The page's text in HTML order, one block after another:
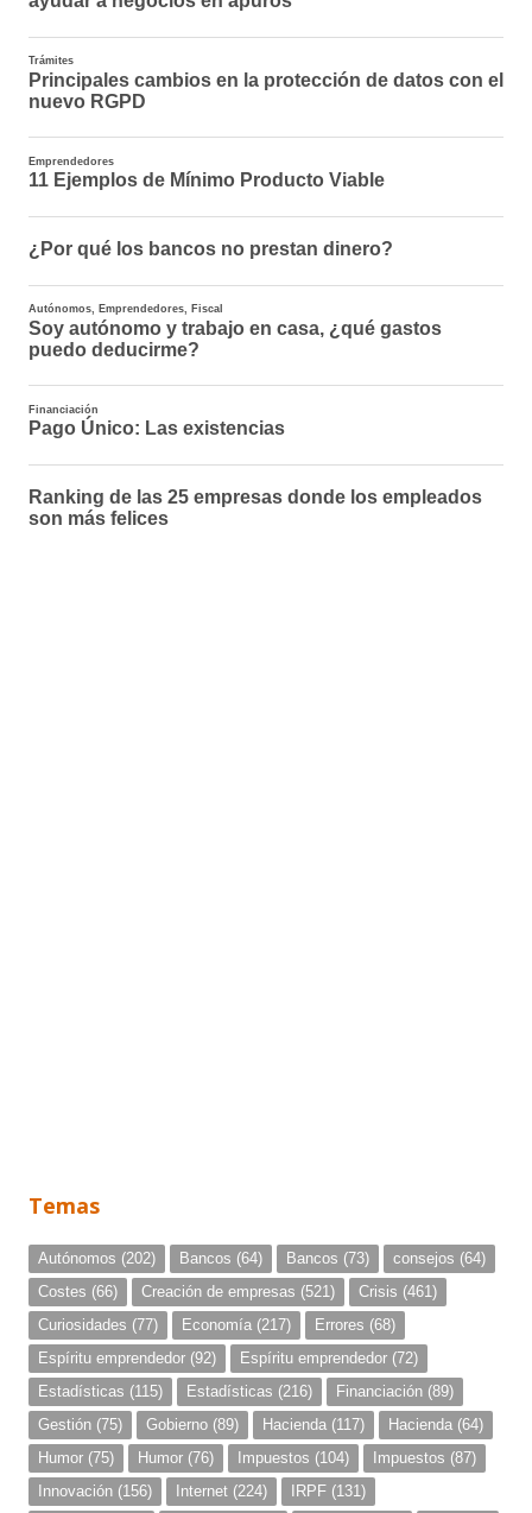
Temas
Autónomos (202) Bancos (64) Bancos (73) consejos (64)
Costes (66) Creación de empresas (521) Crisis (461)
Curiosidades (77) Economía (217) Errores (68)
Espíritu emprendedor (92) Espíritu emprendedor (72)
Estadísticas (115) Estadísticas (216) Financiación (89)
Gestión (75) Gobierno (89) Hacienda (117) Hacienda (64)
Humor (75) Humor (76) Impuestos (104) Impuestos (87)
Innovación (156) Internet (224) IRPF (131)